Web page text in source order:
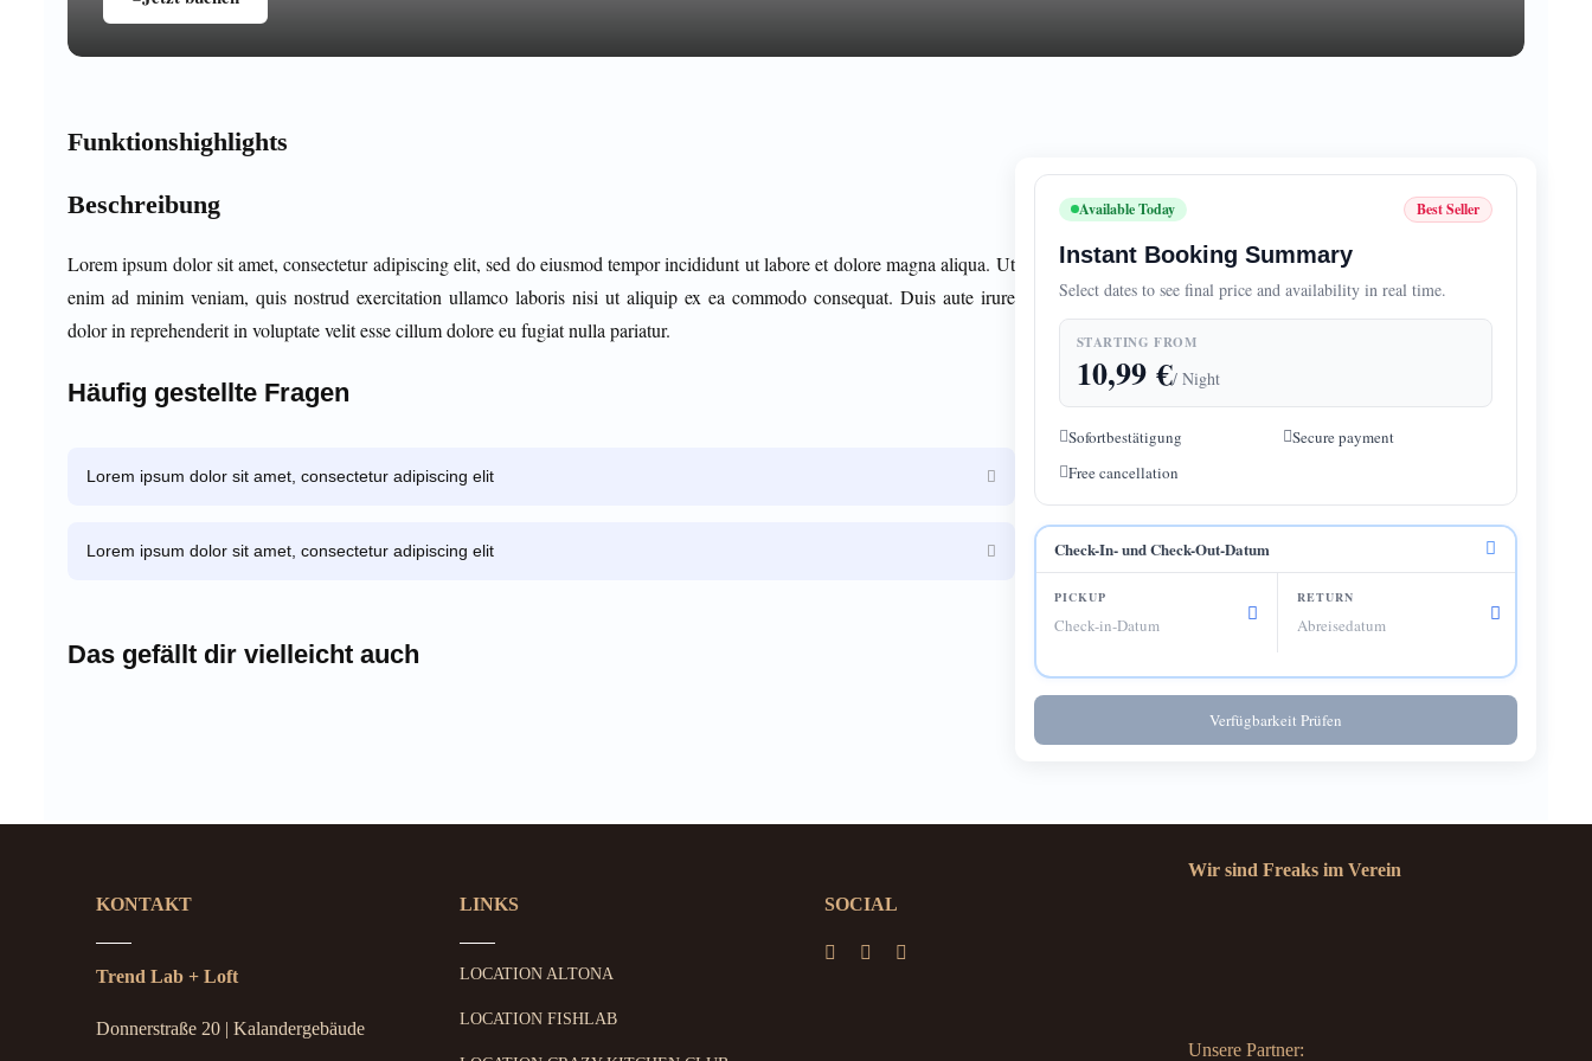
Available Today Best Seller
Instant Booking Summary
Select dates to see final price and availability in real time.
STARTING FROM
10,99€/ Night
Sofortbestätigung
Secure payment
Free cancellation
Check-In- und Check-Out-Datum
Verfügbarkeit Prüfen
Funktionshighlights
Beschreibung
Lorem ipsum dolor sit amet, consectetur adipiscing elit, sed do eiusmod tempor incididunt ut labore et dolore magna aliqua. Ut
enim ad minim veniam, quis nostrud exercitation ullamco laboris nisi ut aliquip ex ea commodo consequat. Duis aute irure
dolor in reprehenderit in voluptate velit esse cillum dolore eu fugiat nulla pariatur.
Häufig gestellte Fragen
Lorem ipsum dolor sit amet, consectetur adipiscing elit
Lorem ipsum dolor sit amet, consectetur adipiscing elit
Das gefällt dir vielleicht auch
KONTAKT
Trend Lab + Loft
Donnerstraße 20 | Kalandergebäude
LINKS
LOCATION ALTONA
LOCATION FISHLAB
SOCIAL
Wir sind Freaks im Verein
Unsere Partner: